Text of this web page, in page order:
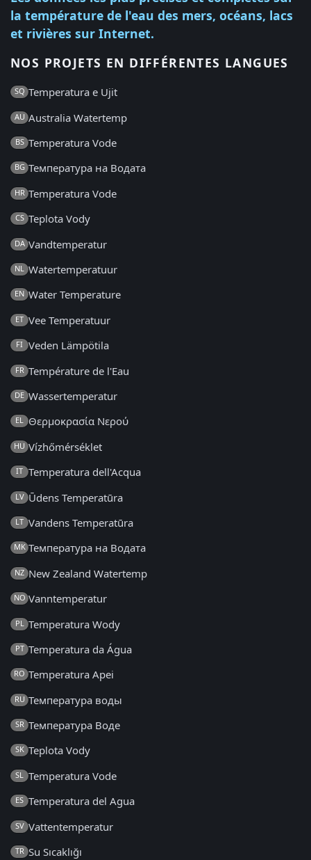
la température de l'eau des mers, océans, lacs
et rivières sur Internet.
NOS PROJETS EN DIFFÉRENTES LANGUES
SQ Temperatura e Ujit
AU Australia Watertemp
BS Temperatura Vode
BG Температура на Водата
HR Temperatura Vode
CS Teplota Vody
DA Vandtemperatur
NL Watertemperatuur
EN Water Temperature
ET Vee Temperatuur
FI Veden Lämpötila
FR Température de l'Eau
DE Wassertemperatur
EL Θερμοκρασία Νερού
HU Vízhőmérséklet
IT Temperatura dell'Acqua
LV Ūdens Temperatūra
LT Vandens Temperatūra
MK Температура на Водата
NZ New Zealand Watertemp
NO Vanntemperatur
PL Temperatura Wody
PT Temperatura da Água
RO Temperatura Apei
RU Температура воды
SR Температура Воде
SK Teplota Vody
SL Temperatura Vode
ES Temperatura del Agua
SV Vattentemperatur
TR Su Sıcaklığı